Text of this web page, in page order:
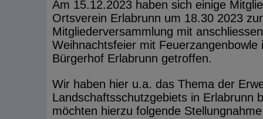
Am 15.12.2023 haben sich einige
Ortsverein Erlabrunn um 18.30 2023 zur
Mitgliederversammlung mit
Weihnachtsfeier mit Feuerzangenbowle
Bürgerhof Erlabrunn getroffen.
Wir haben hier u.a. das Thema der
Landschaftsschutzgebiets in Erlabrunn
möchten hierzu folgende